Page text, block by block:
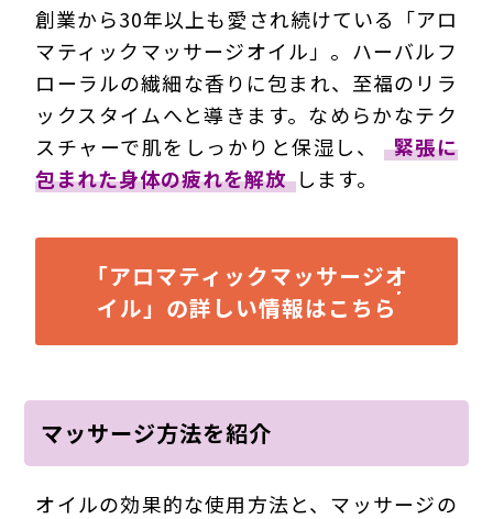
創業から30年以上も愛され続けている「アロ
マティックマッサージオイル」。ハーバルフ
ローラルの繊細な香りに包まれ、 至福のリラ
ックスタイムへと導きます。なめらかなテク
スチャーで肌をしっかりと保湿し、
緊張に
包まれた身体の疲れを解放 します。
「アロマティックマッサージオ
イル」の詳しい情報はこちら
マッサージ方法を紹介
オイルの効果的な使用方法と、マッサージの